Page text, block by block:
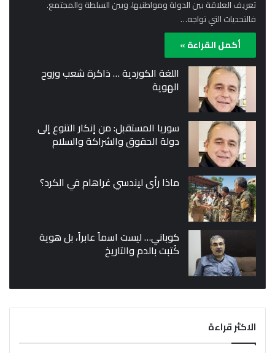
تعريف العلاقة بين الدولة ومواطنيها، وبين السلطة والمجتمع.
فالتحديات التي تواجه…
أكمل القراءة »
اللغة الكوردية … ذاكرة شعب وروح
الهوية
سوريا المستقبل: من إنكار التنوع إلى
دولة الحقوق والشراكة والسلام
ماذا رأى ليندسي غراهام في الكرد؟
كوباني… ليست اسماً عابراً، بل هوية
كُتبت بالدم والتاريخ
الاكثر قراءة